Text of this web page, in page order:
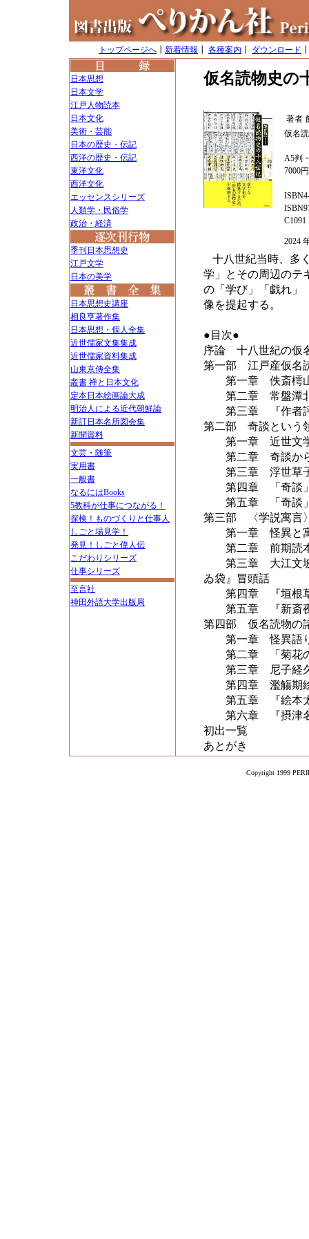
トップページへ 新着情報 各種案内 ダウンロード
日本思想
日本文学
江戸人物読本
日本文化
美術・芸能
日本の歴史・伝記
西洋の歴史・伝記
東洋文化
西洋文化
エッセンスシリーズ
人類学・民俗学
政治・経済
季刊日本思想史
江戸文学
日本の美学
日本思想史講座
相良亨著作集
日本思想・個人全集
近世儒家文集集成
近世儒家資料集成
山東京傳全集
叢書 禅と日本文化
定本日本絵画論大成
明治人による近代朝鮮論
新訂日本名所図会集
新聞資料
文芸・随筆
実用書
一般書
なるにはBooks
5教科が仕事につながる！
探検！ものづくりと仕事人
しごと場見学！
発見！しごと偉人伝
こだわりシリーズ
仕事シリーズ
至言社
神田外語大学出版局
仮名読物史の
著者
仮名
A5判
7000
C1091
2024
十八世紀当時、多
学」とその周辺のテ
の「学び」「戯れ」
像を提起する。
●目次●
序論 十八世紀の仮
第一部 江戸産仮名
第一章 佚斎樗
第二章 常盤潭北
第三章 『作者評
第二部 奇談という
第一章 近世文学
第二章 奇談から
第三章 浮世草子
第四章 「奇談
第五章 「奇談」
第三部 〈学説寓言
第一章 怪異と寓
第二章 前期読本
第三章 大江文坡
ゐ袋』冒頭話
第四章 『垣根草
第五章 『新斎夜
第四部 仮名読物の
第一章 怪異語
第二章 「菊花の
第三章 尼子経久
第四章 濫觴期絵
第五章 『絵本太
第六章 『摂津名
初出一覧
あとがき
Copyright 1999